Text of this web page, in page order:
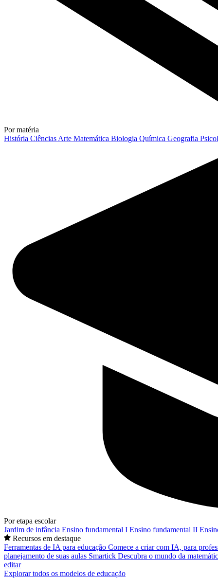
Por matéria
História Ciências Arte Matemática Biologia Química Geografia
Por etapa escolar
Jardim de infância Ensino fundamental I Ensino fundamental II
Recursos em destaque
Ferramentas de IA para educação Comece a criar com IA, para
planejamento de suas aulas Smartick Descubra o mundo da
editar
Explorar todos os modelos de educação